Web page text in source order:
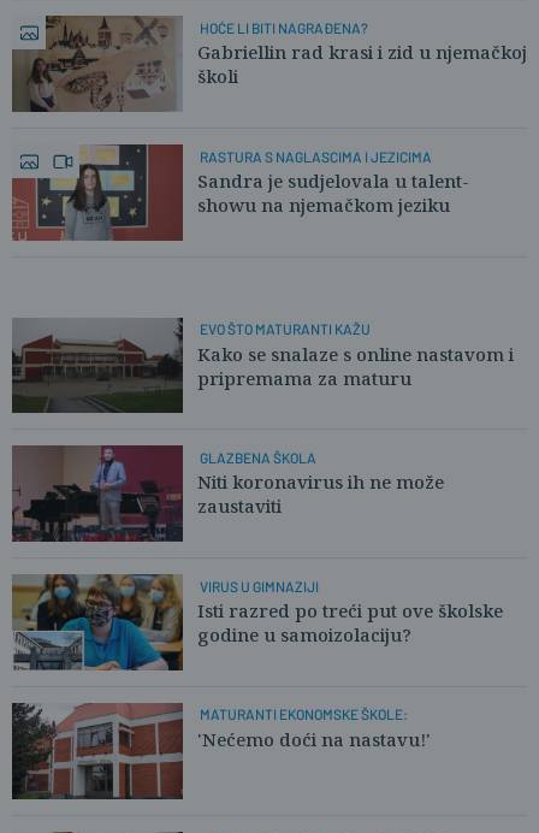
HOĆE LI BITI NAGRAĐENA?
Gabriellin rad krasi i zid u njemačkoj
školi
RASTURA S NAGLASCIMA I JEZICIMA
Sandra je sudjelovala u talent-
showu na njemačkom jeziku
EVO ŠTO MATURANTI KAŽU
Kako se snalaze s online nastavom i
pripremama za maturu
GLAZBENA ŠKOLA
Niti koronavirus ih ne može
zaustaviti
VIRUS U GIMNAZIJI
Isti razred po treći put ove školske
godine u samoizolaciju?
MATURANTI EKONOMSKE ŠKOLE:
'Nećemo doći na nastavu!'